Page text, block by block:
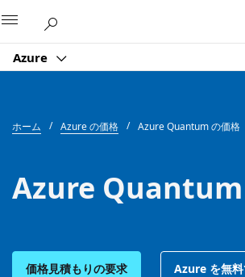
Azure
ホーム Azure の価格 Azure Quantum の価格
Azure Quantum
価格見積もりの要求 Azure を無